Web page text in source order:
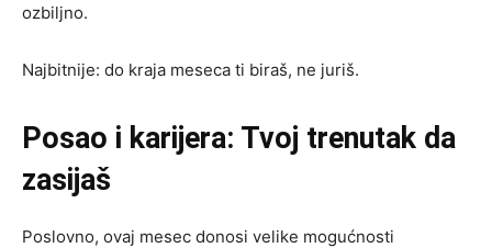
ozbiljno.
Najbitnije: do kraja meseca ti biraš, ne juriš.
Posao i karijera: Tvoj trenutak da
zasijaš
Poslovno, ovaj mesec donosi velike mogućnosti